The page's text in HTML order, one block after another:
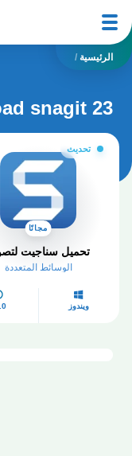
الرئيسية /
snagit 23
تحديث
مجانًا
تحميل سناجيت
الوسائط المتعددة
ويندوز